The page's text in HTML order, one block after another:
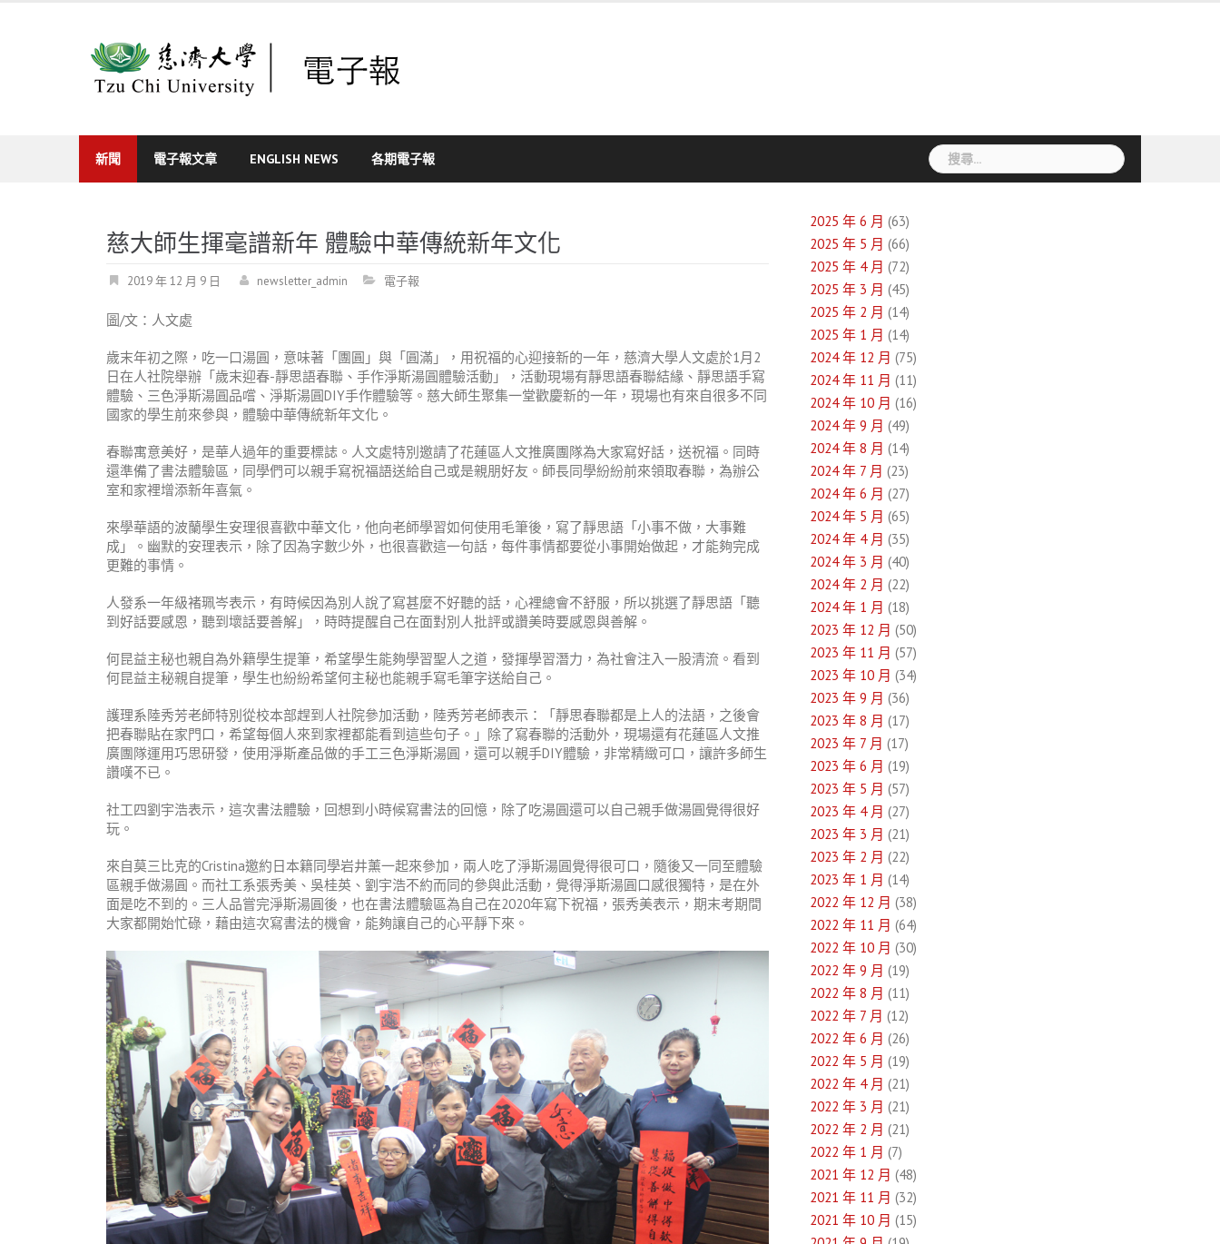
新聞 電子報文章 ENGLISH NEWS 各期電子報
搜
尋
慈大師生揮毫譜新年 體驗中華傳統新年文化
2019 年 12 月 9 日 newsletter_admin 電子報
圖/文：人文處
歲末年初之際，吃一口湯圓，意味著「團圓」與「圓滿」，用祝福的心迎接新的一年，慈濟大學人文處於1月2
日在人社院舉辦「歲末迎春-靜思語春聯、手作淨斯湯圓體驗活動」，活動現場有靜思語春聯結緣、靜思語手寫
體驗、三色淨斯湯圓品嚐、淨斯湯圓DIY手作體驗等。慈大師生聚集一堂歡慶新的一年，現場也有來自很多不同
國家的學生前來參與，體驗中華傳統新年文化。
春聯寓意美好，是華人過年的重要標誌。人文處特別邀請了花蓮區人文推廣團隊為大家寫好話，送祝福。同時
還準備了書法體驗區，同學們可以親手寫祝福語送給自己或是親朋好友。師長同學紛紛前來領取春聯，為辦公
室和家裡增添新年喜氣。
來學華語的波蘭學生安理很喜歡中華文化，他向老師學習如何使用毛筆後，寫了靜思語「小事不做，大事難
成」。幽默的安理表示，除了因為字數少外，也很喜歡這一句話，每件事情都要從小事開始做起，才能夠完成
更難的事情。
人發系一年級褚珮岑表示，有時候因為別人說了寫甚麼不好聽的話，心裡總會不舒服，所以挑選了靜思語「聽
到好話要感恩，聽到壞話要善解」，時時提醒自己在面對別人批評或讚美時要感恩與善解。
何昆益主秘也親自為外籍學生提筆，希望學生能夠學習聖人之道，發揮學習潛力，為社會注入一股清流。看到
何昆益主秘親自提筆，學生也紛紛希望何主秘也能親手寫毛筆字送給自己。
護理系陸秀芳老師特別從校本部趕到人社院參加活動，陸秀芳老師表示：「靜思春聯都是上人的法語，之後會
把春聯貼在家門口，希望每個人來到家裡都能看到這些句子。」除了寫春聯的活動外，現場還有花蓮區人文推
廣團隊運用巧思研發，使用淨斯產品做的手工三色淨斯湯圓，還可以親手DIY體驗，非常精緻可口，讓許多師生
讚嘆不已。
社工四劉宇浩表示，這次書法體驗，回想到小時候寫書法的回憶，除了吃湯圓還可以自己親手做湯圓覺得很好
玩。
來自莫三比克的Cristina邀約日本籍同學岩井薰一起來參加，兩人吃了淨斯湯圓覺得很可口，隨後又一同至體驗
區親手做湯圓。而社工系張秀美、吳桂英、劉宇浩不約而同的參與此活動，覺得淨斯湯圓口感很獨特，是在外
面是吃不到的。三人品嘗完淨斯湯圓後，也在書法體驗區為自己在2020年寫下祝福，張秀美表示，期末考期間
大家都開始忙碌，藉由這次寫書法的機會，能夠讓自己的心平靜下來。
2025 年 6 月 (63)
2025 年 5 月 (66)
2025 年 4 月 (72)
2025 年 3 月 (45)
2025 年 2 月 (14)
2025 年 1 月 (14)
2024 年 12 月 (75)
2024 年 11 月 (11)
2024 年 10 月 (16)
2024 年 9 月 (49)
2024 年 8 月 (14)
2024 年 7 月 (23)
2024 年 6 月 (27)
2024 年 5 月 (65)
2024 年 4 月 (35)
2024 年 3 月 (40)
2024 年 2 月 (22)
2024 年 1 月 (18)
2023 年 12 月 (50)
2023 年 11 月 (57)
2023 年 10 月 (34)
2023 年 9 月 (36)
2023 年 8 月 (17)
2023 年 7 月 (17)
2023 年 6 月 (19)
2023 年 5 月 (57)
2023 年 4 月 (27)
2023 年 3 月 (21)
2023 年 2 月 (22)
2023 年 1 月 (14)
2022 年 12 月 (38)
2022 年 11 月 (64)
2022 年 10 月 (30)
2022 年 9 月 (19)
2022 年 8 月 (11)
2022 年 7 月 (12)
2022 年 6 月 (26)
2022 年 5 月 (19)
2022 年 4 月 (21)
2022 年 3 月 (21)
2022 年 2 月 (21)
2022 年 1 月 (7)
2021 年 12 月 (48)
2021 年 11 月 (32)
2021 年 10 月 (15)